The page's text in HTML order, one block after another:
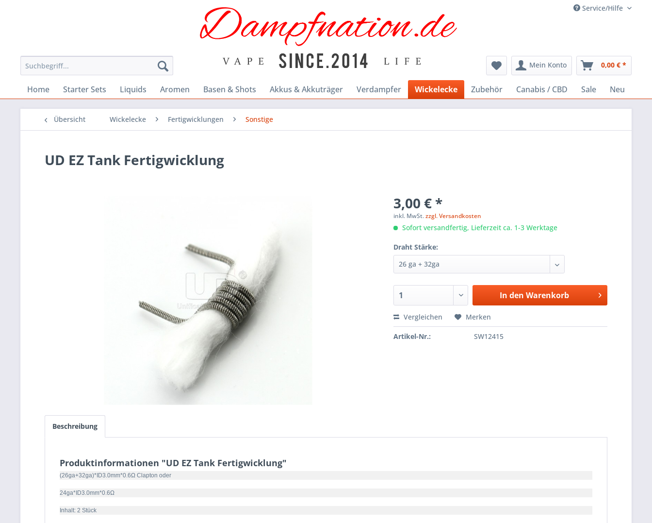
Service/Hilfe
Mein Konto 0,00 € *
Home Starter Sets Liquids Aromen Basen & Shots Akkus & Akkuträger Verdampfer Wickelecke Zubehör Canabis / CBD Sale Neu
Übersicht Wickelecke Fertigwicklungen Sonstige
UD EZ Tank Fertigwicklung
3,00 € *
inkl. MwSt.zzgl. Versandkosten
Sofort versandfertig, Lieferzeit ca. 1-3 Werktage
Draht Stärke:
In den Warenkorb
Vergleichen Merken
Artikel-Nr.: SW12415
Beschreibung
Produktinformationen "UD EZ Tank Fertigwicklung"
(26ga+32ga)*ID3.0mm*0.6Ω Clapton oder
24ga*ID3.0mm*0.6Ω
Inhalt: 2 Stück